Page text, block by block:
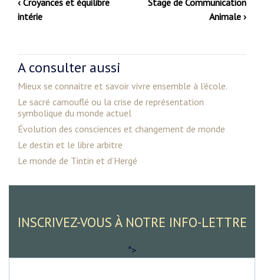
‹ Croyances et équilibre
intérie
Stage de Communication
Animale ›
A consulter aussi
Mieux se connaitre et savoir vivre ensemble à l’école.
Le sacré camouflé ou la crise de représentation
symbolique du monde actuel
Évolution des consciences et changement de monde
Le destin et le libre arbitre
Le monde de Tintin et d’Hergé
INSCRIVEZ-VOUS À NOTRE INFO-LETTRE
">